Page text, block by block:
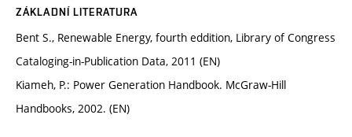
ZÁKLADNÍ LITERATURA
Bent S., Renewable Energy, fourth eddition, Library of Congress
Cataloging-in-Publication Data, 2011 (EN)
Kiameh, P.: Power Generation Handbook. McGraw-Hill
Handbooks, 2002. (EN)